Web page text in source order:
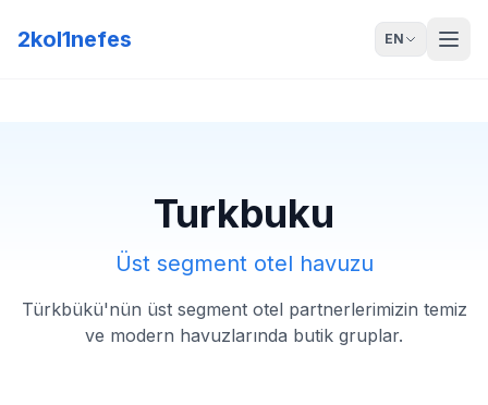
2kol1nefes EN
Turkbuku
Üst segment otel havuzu
Türkbükü'nün üst segment otel partnerlerimizin temiz
ve modern havuzlarında butik gruplar.